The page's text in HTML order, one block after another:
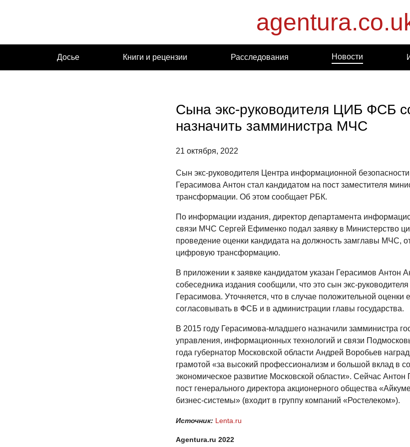
Досье Книги и рецензии Расследования Новости
Сына экс-руководителя ЦИБ ФСБ
назначить замминистра МЧС
21 октября, 2022
Сын экс-руководителя Центра информационной
Герасимова Антон стал кандидатом на пост заместителя
трансформации. Об этом сообщает РБК.
По информации издания, директор департамента
связи МЧС Сергей Ефименко подал заявку в Министерство
проведение оценки кандидата на должность замглавы МЧС,
цифровую трансформацию.
В приложении к заявке кандидатом указан Герасимов Антон
собеседника издания сообщили, что это сын экс-
Герасимова. Уточняется, что в случае положительной оценки
согласовывать в ФСБ и в администрации главы государства.
В 2015 году Герасимова-младшего назначили замминистра
управления, информационных технологий и связи
года губернатор Московской области Андрей Воробьев
грамотой «за высокий профессионализм и большой вклад в
экономическое развитие Московской области». Сейчас Антон
пост генерального директора акционерного общества
бизнес-системы» (входит в группу компаний «Ростелеком»).
Источник: Lenta.ru
Agentura.ru 2022